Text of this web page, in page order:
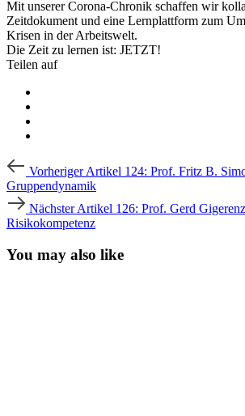
Mit unserer Corona-Chronik schaffen wir
Zeitdokument und eine Lernplattform zum
Krisen in der Arbeitswelt.
Die Zeit zu lernen ist: JETZT!
Teilen auf
Beitragsnavigation
Artikel
Vorheriger Artikel 124: Prof. Fritz B.
Gruppendynamik
Artikel
Nächster Artikel 126: Prof. Gerd
Risikokompetenz
You may also like